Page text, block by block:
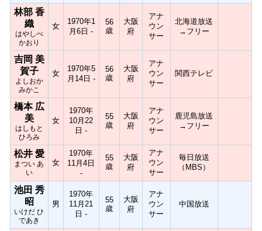
林部 香
織
はやしべ
かおり
女
1970年1
月6日 -
56
歳
大阪
府
アナ
ウン
サー
北海道放送
→フリー
吉岡 美
賀子
よしおか
みかこ
女
1970年5
月14日 -
56
歳
大阪
府
アナ
ウン
サー
関西テレビ
橋本 広
美
はしもと
ひろみ
女
1970年
10月22
日 -
55
歳
大阪
府
アナ
ウン
サー
鹿児島放送
→フリー
松井 愛
まつい あ
い
女
1970年
11月4日
-
55
歳
大阪
府
アナ
ウン
サー
毎日放送
（MBS）
池田 秀
昭
いけだ ひ
であき
男
1970年
11月21
日 -
55
歳
大阪
府
アナ
ウン
サー
中国放送